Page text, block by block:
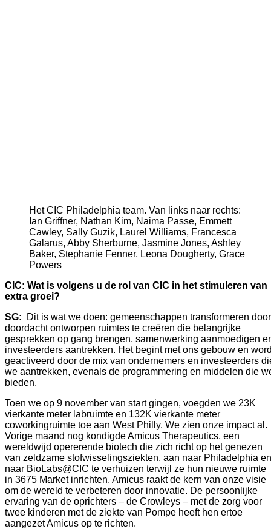
Het CIC Philadelphia team. Van links naar rechts:
Ian Griffner, Nathan Kim, Naima Passe, Emmett
Cawley, Sally Guzik, Laurel Williams, Francesca
Galarus, Abby Sherburne, Jasmine Jones, Ashley
Baker, Stephanie Fenner, Leona Dougherty, Grace
Powers
CIC: Wat is volgens u de rol van CIC in het stimuleren van
extra groei?
SG:
Dit is wat we doen: gemeenschappen transformeren door
doordacht ontworpen ruimtes te creëren die belangrijke
gesprekken op gang brengen, samenwerking aanmoedigen
investeerders aantrekken. Het begint met ons gebouw en
geactiveerd door de mix van ondernemers en investeerders
we aantrekken, evenals de programmering en middelen die
bieden.
Toen we op 9 november van start gingen, voegden we 23K
vierkante meter labruimte en 132K vierkante meter
coworkingruimte toe aan West Philly. We zien onze impact al.
Vorige maand nog kondigde Amicus Therapeutics, een
wereldwijd opererende biotech die zich richt op het genezen
van zeldzame stofwisselingsziekten, aan naar Philadelphia en
naar BioLabs@CIC te verhuizen terwijl ze hun nieuwe ruimte
in 3675 Market inrichten. Amicus raakt de kern van onze visie
om de wereld te verbeteren door innovatie. De persoonlijke
ervaring van de oprichters – de Crowleys – met de zorg voor
twee kinderen met de ziekte van Pompe heeft hen ertoe
aangezet Amicus op te richten.